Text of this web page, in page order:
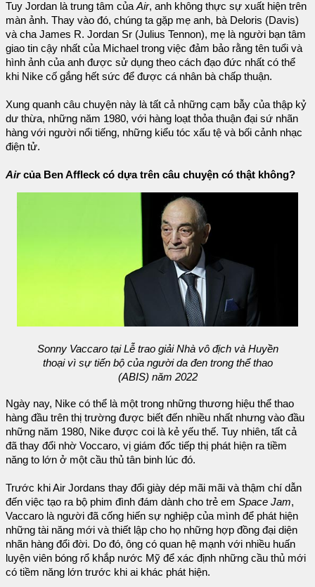
Tuy Jordan là trung tâm của Air, anh không thực sự xuất hiện trên
màn ảnh. Thay vào đó, chúng ta gặp mẹ anh, bà Deloris (Davis)
và cha James R. Jordan Sr (Julius Tennon), mẹ là người bạn tâm
giao tin cậy nhất của Michael trong việc đảm bảo rằng tên tuổi và
hình ảnh của anh được sử dụng theo cách đạo đức nhất có thể
khi Nike cố gắng hết sức để được cá nhân bà chấp thuận.
Xung quanh câu chuyện này là tất cả những cạm bẫy của thập kỷ
dư thừa, những năm 1980, với hàng loạt thỏa thuận đại sứ nhãn
hàng với người nổi tiếng, những kiểu tóc xấu tệ và bối cảnh nhạc
điện tử.
Aircủa Ben Affleck có dựa trên câu chuyện có thật không?
Sonny Vaccaro tại Lễ trao giải Nhà vô địch và Huyền
thoại vì sự tiến bộ của người da đen trong thể thao
(ABIS) năm 2022
Ngày nay, Nike có thể là một trong những thương hiệu thể thao
hàng đầu trên thị trường được biết đến nhiều nhất nhưng vào đầu
những năm 1980, Nike được coi là kẻ yếu thế. Tuy nhiên, tất cả
đã thay đổi nhờ Voccaro, vị giám đốc tiếp thị phát hiện ra tiềm
năng to lớn ở một cầu thủ tân binh lúc đó.
Trước khi Air Jordans thay đổi giày dép mãi mãi và thậm chí dẫn
đến việc tạo ra bộ phim đình đám dành cho trẻ em Space Jam,
Vaccaro là người đã cống hiến sự nghiệp của mình để phát hiện
những tài năng mới và thiết lập cho họ những hợp đồng đại diện
nhãn hàng đổi đời. Do đó, ông có quan hệ mạnh với nhiều huấn
luyện viên bóng rổ khắp nước Mỹ để xác định những cầu thủ mới
có tiềm năng lớn trước khi ai khác phát hiện.